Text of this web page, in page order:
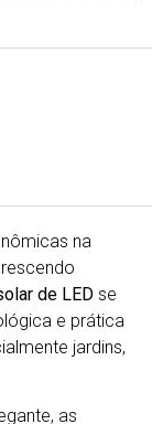
na
de LED se
e prática
jardins,
as